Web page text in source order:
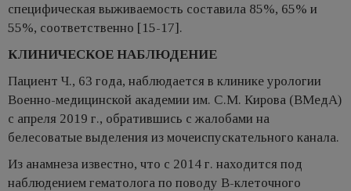
специфическая выживаемость составила 85%, 65% и
55%, соответственно [15-17].
КЛИНИЧЕСКОЕ НАБЛЮДЕНИЕ
Пациент Ч., 63 года, наблюдается в клинике урологии
Военно-медицинской академии им. С.М. Кирова (ВМедА)
с апреля 2019 г., обратившись с жалобами на
белесоватые выделения из мочеиспускательного канала.
Из анамнеза известно, что с 2014 г. находится под
наблюдением гематолога по поводу В-клеточного